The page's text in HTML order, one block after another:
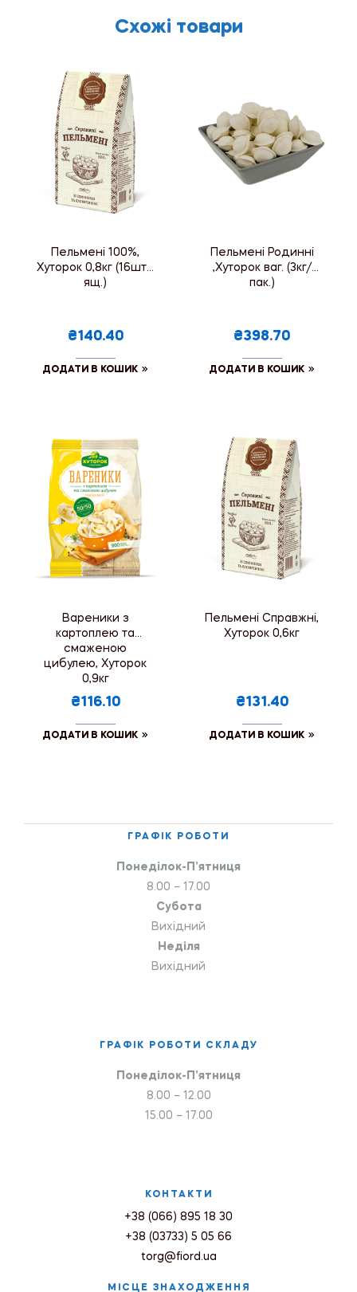
Схожі товари
Пельмені 100%,
Хуторок 0,8кг (16шт./
ящ.)
₴140.40
ДОДАТИ В КОШИК
Пельмені Родинні
,Хуторок ваг. (3кг/
пак.)
₴398.70
ДОДАТИ В КОШИК
Вареники з
картоплею та
смаженою
цибулею, Хуторок
0,9кг
₴116.10
ДОДАТИ В КОШИК
Пельмені Справжні,
Хуторок 0,6кг
₴131.40
ДОДАТИ В КОШИК
ГРАФІК РОБОТИ
Понеділок-П’ятниця
8.00 – 17.00
Субота
Вихідний
Неділя
Вихідний
ГРАФІК РОБОТИ СКЛАДУ
Понеділок-П’ятниця
8.00 – 12.00
15.00 – 17.00
КОНТАКТИ
+38 (066) 895 18 30
+38 (03733) 5 05 66
torg@fiord.ua
МІСЦЕ ЗНАХОДЖЕННЯ